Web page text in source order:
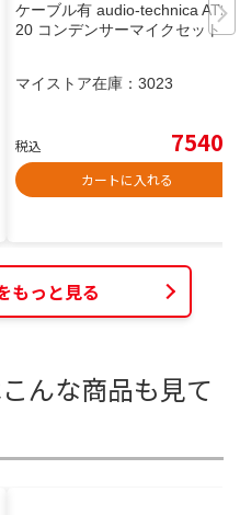
ケーブル有 audio-technica AT20
20 コンデンサーマイクセット
マイストア在庫： 3023
税込 7540
カートに入れる
もっと見る
んな商品も見て